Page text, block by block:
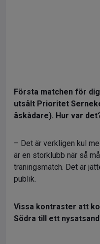
Första matchen för
utsålt Prioritet
åskådare). Hur var
– Det är verkligen kul
är en storklubb när så
träningsmatch. Det är
publik.
Vissa kontraster att
Södra till ett